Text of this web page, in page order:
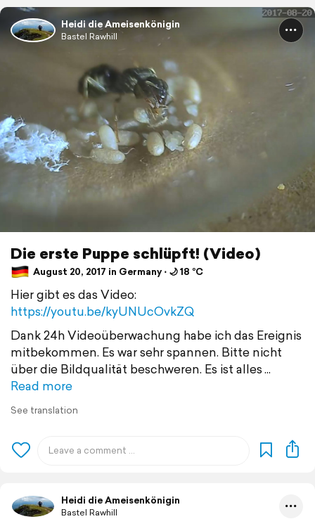
Heidi die Ameisenkönigin
Bastel Rawhill
Die erste Puppe schlüpft! (Video)
August 20, 2017 in Germany ⋅ 🌙 18 °C
Hier gibt es das Video:
https://youtu.be/kyUNUcOvkZQ
Dank 24h Videoüberwachung habe ich das Ereignis
mitbekommen. Es war sehr spannen. Bitte nicht
über die Bildqualität beschweren. Es ist alles
Read more
See translation
Heidi die Ameisenkönigin
Bastel Rawhill